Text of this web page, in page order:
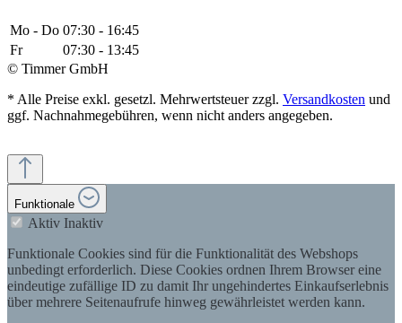
Mo - Do 07:30 - 16:45
Fr
07:30 - 13:45
© Timmer GmbH
* Alle Preise exkl. gesetzl. Mehrwertsteuer zzgl. Versandkosten und
ggf. Nachnahmegebühren, wenn nicht anders angegeben.
Funktionale
Aktiv Inaktiv
Funktionale Cookies sind für die Funktionalität des Webshops
unbedingt erforderlich. Diese Cookies ordnen Ihrem Browser eine
eindeutige zufällige ID zu damit Ihr ungehindertes Einkaufserlebnis
über mehrere Seitenaufrufe hinweg gewährleistet werden kann.